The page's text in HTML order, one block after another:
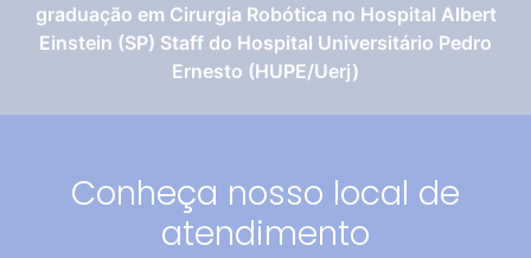
graduação em Cirurgia Robótica no Hospital Albert
Einstein (SP) Staff do Hospital Universitário Pedro
Ernesto (HUPE/Uerj)
Conheça nosso local de
atendimento